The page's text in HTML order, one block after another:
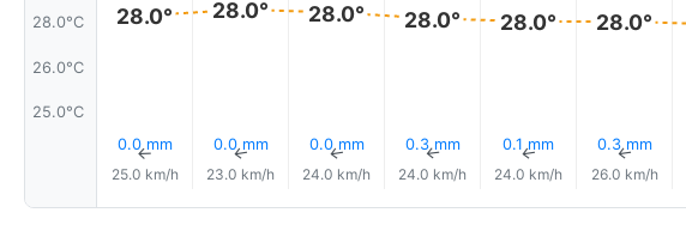
28.0°C
26.0°C
25.0°C
28.0°
0.0 mm
↑
25.0 km/h
28.0°
0.0 mm
↑
23.0 km/h
28.0°
0.0 mm
↑
24.0 km/h
28.0°
0.3 mm
↑
24.0 km/h
28.0°
0.1 mm
↑
24.0 km/h
28.0°
0.3 mm
↑
26.0 km/h